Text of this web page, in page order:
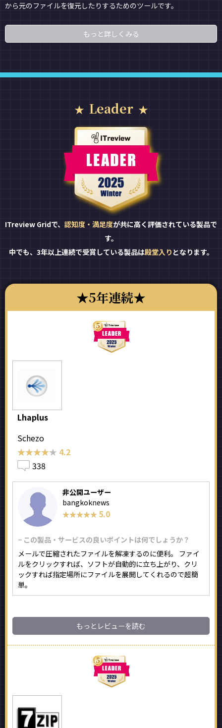
から元のファイルを復元したりするためのツールです。
もっと詳しくみる
Leader
ITreview Gridで、 認知度・満足度が共に高く評価されている製品で
す。
中でも、3年以上連続で受賞している製品は殿堂入り となります。
5年連続
Lhaplus
Schezo
★★★★★
★★★★★ 4.2
338
非公開ユーザー
bangkoknews
★★★★★
★★★★★ 5.0
− この製品・サービスの良いポイントは何でしょうか？
メールで圧縮されたファイルを解凍するのに便利。 ファイ
ルをクリックすれば、ソフトが自動的に立ち上がり、クリ
ックすれば指定場所にファイルを展開してくれるので超簡
単。
もっとレビューを読む